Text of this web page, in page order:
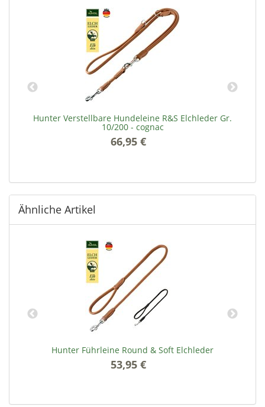
Hunter Verstellbare Hundeleine R&S Elchleder Gr.
10/200 - cognac
66,95 €
Ähnliche Artikel
Hunter Führleine Round & Soft Elchleder
53,95 €